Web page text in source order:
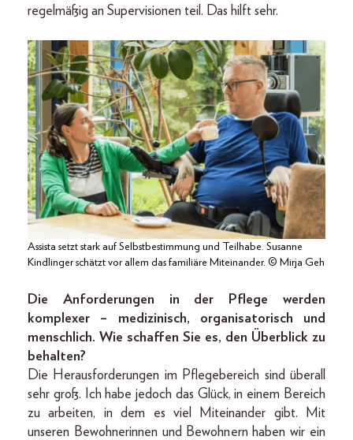
regelmäßig an Supervisionen teil. Das hilft sehr.
Assista setzt stark auf Selbstbestimmung und Teilhabe. Susanne
Kindlinger schätzt vor allem das familiäre Miteinander. © Mirja Geh
Die Anforderungen in der Pflege werden
komplexer – medizinisch, organisatorisch und
menschlich. Wie schaffen Sie es, den Überblick zu
behalten?
Die Herausforderungen im Pflegebereich sind überall
sehr groß. Ich habe jedoch das Glück, in einem Bereich
zu arbeiten, in dem es viel Miteinander gibt. Mit
unseren Bewohnerinnen und Bewohnern haben wir ein